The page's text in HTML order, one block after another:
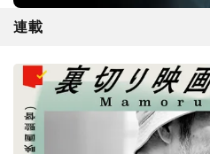
連載